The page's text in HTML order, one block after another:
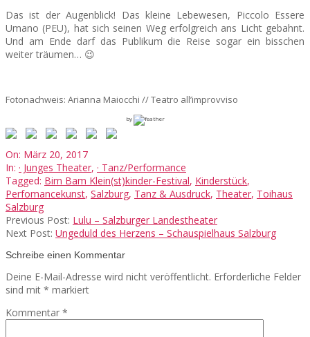
Das ist der Augenblick! Das kleine Lebewesen, Piccolo Essere
Umano (PEU), hat sich seinen Weg erfolgreich ans Licht gebahnt.
Und am Ende darf das Publikum die Reise sogar ein bisschen
weiter träumen… 😉
Fotonachweis: Arianna Maiocchi // Teatro all’improvviso
by
2017-
03-
20
On: März 20, 2017
In: · Junges Theater, · Tanz/Performance
Tagged: Bim Bam Klein(st)kinder-Festival, Kinderstück,
Perfomancekunst, Salzburg, Tanz & Ausdruck, Theater, Toihaus
Salzburg
Previous Post: Lulu – Salzburger Landestheater
Next Post: Ungeduld des Herzens – Schauspielhaus Salzburg
Schreibe einen Kommentar
Deine E-Mail-Adresse wird nicht veröffentlicht. Erforderliche Felder
sind mit * markiert
Kommentar *